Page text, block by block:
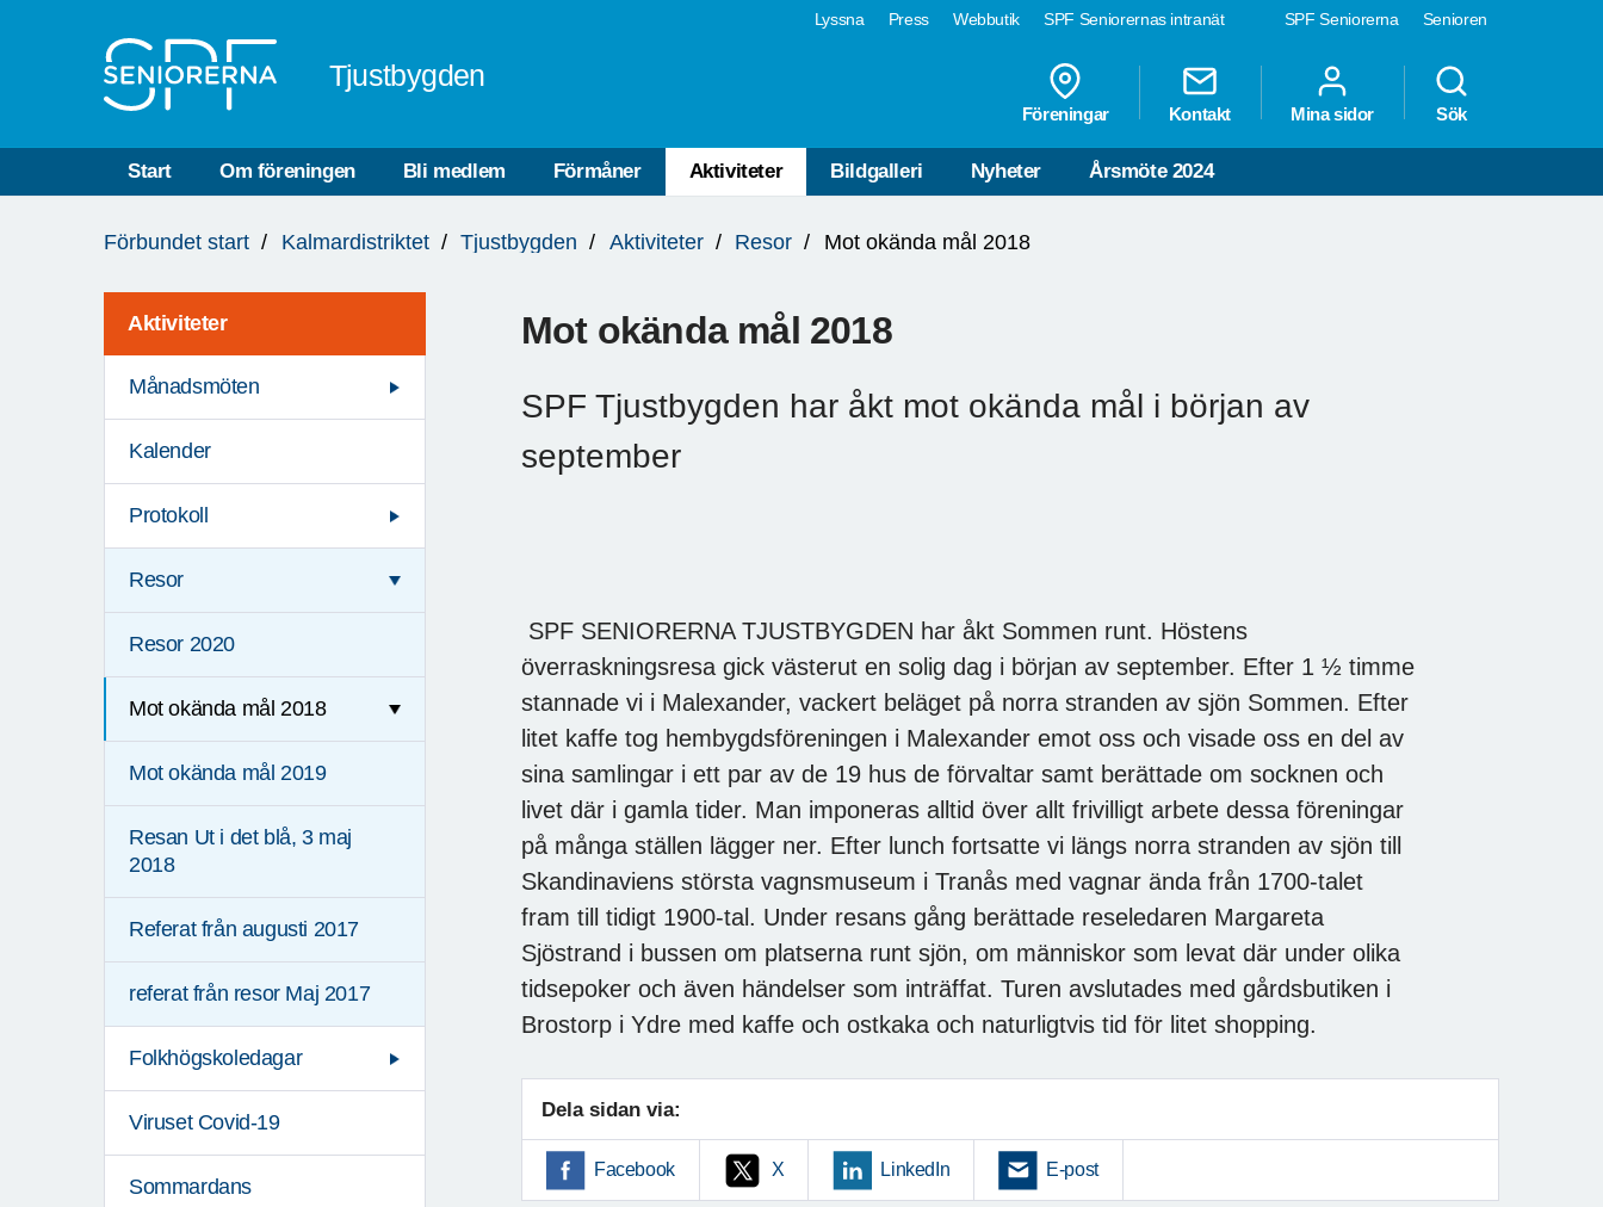
SPF Seniorerna Senioren
Lyssna Press Webbutik SPF Seniorernas intranät
Tjustbygden
Föreningar Kontakt Mina sidor Sök
Start Om föreningen Bli medlem Förmåner Aktiviteter Bildgalleri Nyheter Årsmöte 2024
är
Förbundet start Kalmardistriktet Tjustbygden Aktiviteter Resor Mot okända mål 2018
Aktiviteter
Månadsmöten
Kalender
Protokoll
Resor
Resor 2020
Mot okända mål 2018
Mot okända mål 2019
Resan Ut i det blå, 3 maj
2018
Referat från augusti 2017
referat från resor Maj 2017
Folkhögskoledagar
Viruset Covid-19
Sommardans
Mot okända mål 2018
SPF Tjustbygden har åkt mot okända mål i början av
september
SPF SENIORERNA TJUSTBYGDEN har åkt Sommen runt. Höstens
överraskningsresa gick västerut en solig dag i början av september. Efter 1 ½ timme
stannade vi i Malexander, vackert beläget på norra stranden av sjön Sommen. Efter
litet kaffe tog hembygdsföreningen i Malexander emot oss och visade oss en del av
sina samlingar i ett par av de 19 hus de förvaltar samt berättade om socknen och
livet där i gamla tider. Man imponeras alltid över allt frivilligt arbete dessa föreningar
på många ställen lägger ner. Efter lunch fortsatte vi längs norra stranden av sjön till
Skandinaviens största vagnsmuseum i Tranås med vagnar ända från 1700-talet
fram till tidigt 1900-tal. Under resans gång berättade reseledaren Margareta
Sjöstrand i bussen om platserna runt sjön, om människor som levat där under olika
tidsepoker och även händelser som inträffat. Turen avslutades med gårdsbutiken i
Brostorp i Ydre med kaffe och ostkaka och naturligtvis tid för litet shopping.
Dela sidan via:
Facebook X LinkedIn E-post